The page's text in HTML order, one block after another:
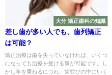
大分 矯正歯科の知識
差し歯が多い人でも、歯列矯正
は可能？
矯正治療は歯を失っていなければ、いくつ
になっても治療を受ける事が可能です。し
かし年を重ねるにつれ、歯並びの中にいく